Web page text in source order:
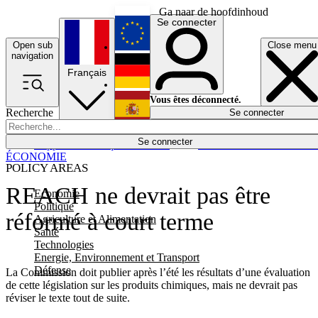
Ga naar de hoofdinhoud
Open sub
navigation
Close menu
Recherche
Se connecter
POLICY AREAS
Economie
Politique
Agriculture et Alimentation
Santé
Technologies
Energie, Environnement et Transport
Défense
Économie
Français
English
Deutsch
Español
Se connecter
Vous êtes déconnecté.
Se connecter
REACH ne devrait pas être
réformé à court terme
La Commission doit publier après l’été les résultats d’une évaluation
de cette législation sur les produits chimiques, mais ne devrait pas
réviser le texte tout de suite.
ÉCONOMIE